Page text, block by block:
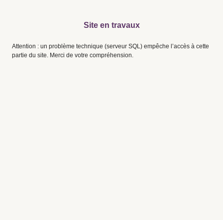
Site en travaux
Attention : un problème technique (serveur SQL) empêche l’accès à cette
partie du site. Merci de votre compréhension.